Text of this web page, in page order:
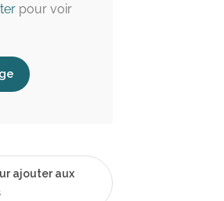
Ouvert maintenant
pour voir
ajouter aux